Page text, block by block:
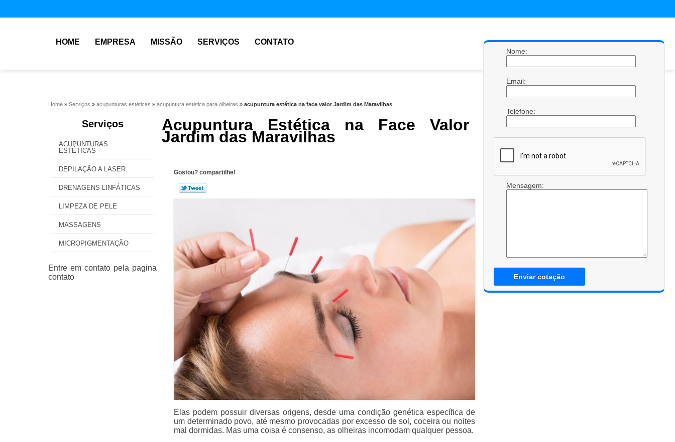
HOME EMPRESA MISSÃO SERVIÇOS CONTATO
Home » Serviços » acupunturas estéticas » acupuntura estética para olheiras » acupuntura estética na face valor Jardim das Maravilhas
Serviços
ACUPUNTURAS
ESTÉTICAS
DEPILAÇÃO A LASER
DRENAGENS LINFÁTICAS
LIMPEZA DE PELE
MASSAGENS
MICROPIGMENTAÇÃO
Acupuntura Estética na Face Valor
Jardim das Maravilhas
Gostou? compartilhe!
Elas podem possuir diversas origens, desde uma condição genética específica de
um determinado povo, até mesmo provocadas por excesso de sol, coceira ou noites
mal dormidas. Mas uma coisa é consenso, as olheiras incomodam qualquer pessoa.
Nome:
Email:
Telefone:
Mensagem:
Enviar cotação